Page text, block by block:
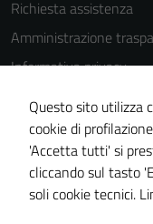
Richiesta assistenza
Amministrazione
Informativa privacy
Cookie Policy
Note legali
Dichiarazione di
Piano di
Questo sito utilizza
cookie di
'Accetta tutti' si
cliccando sul tasto
soli cookie tecnici.